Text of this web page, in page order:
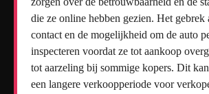
die ze online hebben gezien. Het gebrek
contact en de mogelijkheid om de auto
inspecteren voordat ze tot aankoop
tot aarzeling bij sommige kopers. Dit
een langere verkoopperiode voor